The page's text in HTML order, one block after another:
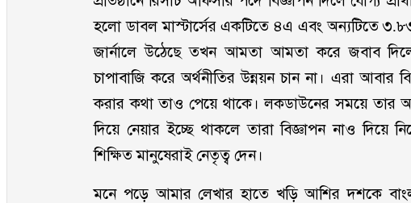
হলো ডাবল মাস্টার্সের একটিতে ৪এ এবং অন্যটিতে
জার্নালে উঠেছে তখন আমতা আমতা করে জবাব
চাপাবাজি করে অর্থনীতির উন্নয়ন চান না। এরা আবার
করার কথা তাও পেয়ে থাকে। লকডাউনের সময়ে তার
দিয়ে নেয়ার ইচ্ছে থাকলে তারা বিজ্ঞাপন নাও দিয়ে
শিক্ষিত মানুষেরাই নেতৃত্ব দেন।
মনে পড়ে আমার লেখার হাতে খড়ি আশির দশকে